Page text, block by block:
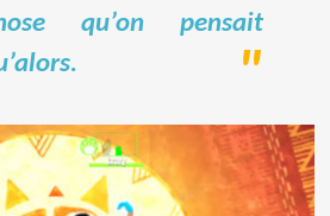
qu’on pensait